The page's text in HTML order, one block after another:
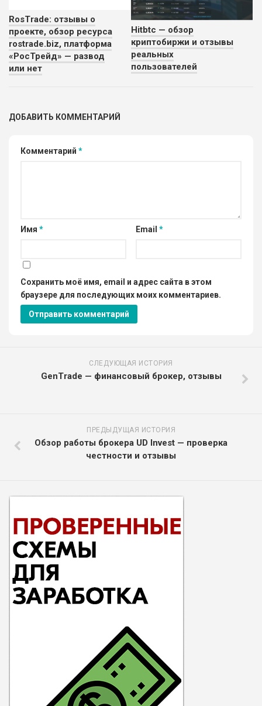
RosTrade: отзывы о
проекте, обзор ресурса
rostrade.biz, платформа
«РосТрейд» — развод
или нет
Hitbtc — обзор
криптобиржи и отзывы
реальных
пользователей
ДОБАВИТЬ КОММЕНТАРИЙ
Комментарий *
Имя * Email *
Сохранить моё имя, email и адрес сайта в этом
браузере для последующих моих комментариев.
СЛЕДУЮЩАЯ ИСТОРИЯ
GenTrade — финансовый брокер, отзывы
ПРЕДЫДУЩАЯ ИСТОРИЯ
Обзор работы брокера UD Invest — проверка
честности и отзывы